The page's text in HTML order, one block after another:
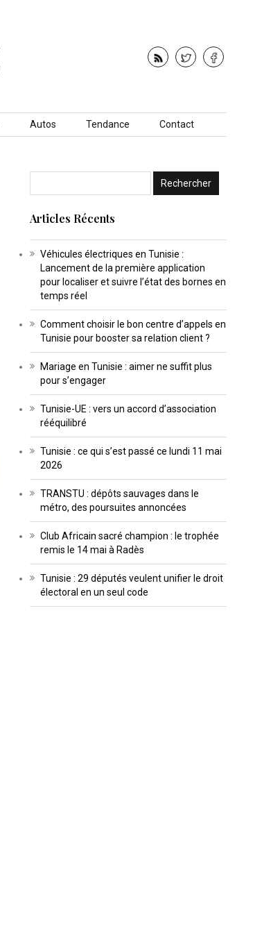
Autos Tendance Contact
Articles Récents
Véhicules électriques en Tunisie :
Lancement de la première application
pour localiser et suivre l’état des bornes en
temps réel
Comment choisir le bon centre d’appels en
Tunisie pour booster sa relation client ?
Mariage en Tunisie : aimer ne suffit plus
pour s’engager
Tunisie-UE : vers un accord d’association
rééquilibré
Tunisie : ce qui s’est passé ce lundi 11 mai
2026
TRANSTU : dépôts sauvages dans le
métro, des poursuites annoncées
Club Africain sacré champion : le trophée
remis le 14 mai à Radès
Tunisie : 29 députés veulent unifier le droit
électoral en un seul code